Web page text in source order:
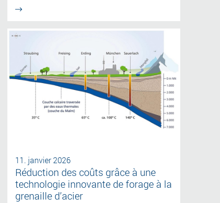
11. janvier 2026
Réduction des coûts grâce à une
technologie innovante de forage à la
grenaille d’acier